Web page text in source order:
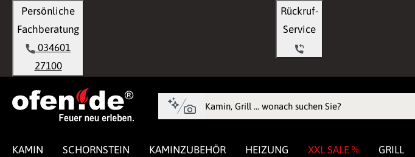
Zur Hauptnavigation springen
Persönliche
Fachberatung
034601
27100
Rückruf-
KAMIN SCHORNSTEIN KAMINZUBEHÖR HEIZUNG XXL SALE % GRILL